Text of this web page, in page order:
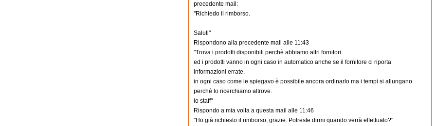
precedente mail:
"Richiedo il rimborso.
Saluti"
Rispondono alla precedente mail alle 11:43
"Trova i prodotti disponibili perchè abbiamo altri fornitori.
ed i prodotti vanno in ogni caso in automatico anche se il fornitore ci riporta
informazioni errate.
in ogni caso come le spiegavo è possibile ancora ordinarlo ma i tempi si allungano
perchè lo ricerchiamo altrove.
lo staff"
Rispondo a mia volta a questa mail alle 11:46
"Ho già richiesto il rimborso, grazie. Potreste dirmi quando verrà effettuato?"